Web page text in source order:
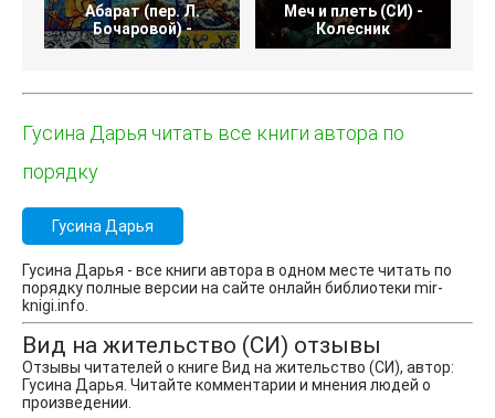
Абарат (пер. Л.
Бочаровой) -
Меч и плеть (СИ) -
Колесник
Гусина Дарья читать все книги автора по
порядку
Гусина Дарья
Гусина Дарья - все книги автора в одном месте читать по
порядку полные версии на сайте онлайн библиотеки mir-
knigi.info.
Вид на жительство (СИ) отзывы
Отзывы читателей о книге Вид на жительство (СИ), автор:
Гусина Дарья. Читайте комментарии и мнения людей о
произведении.